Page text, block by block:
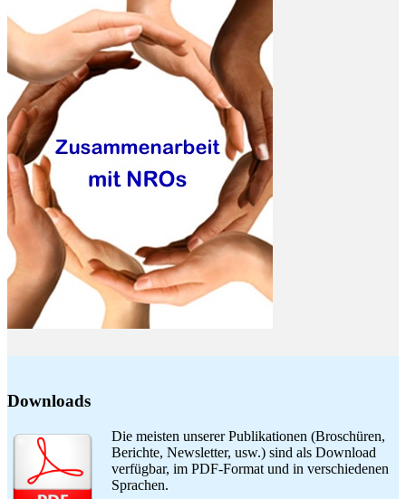
Downloads
Die meisten unserer Publikationen (Broschüren,
Berichte, Newsletter, usw.) sind als Download
verfügbar, im PDF-Format und in verschiedenen
Sprachen.